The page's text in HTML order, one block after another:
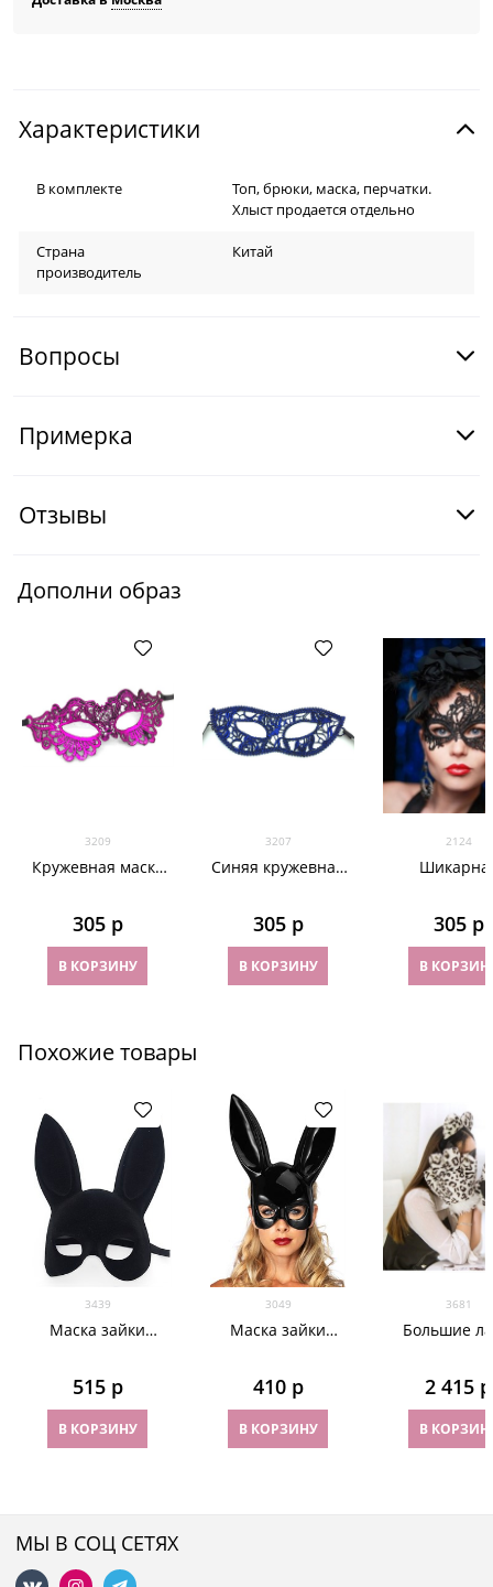
Характеристики
В комплекте
Топ, брюки, маска, перчатки.
Хлыст продается отдельно
Страна
производитель
Китай
Вопросы
Примерка
Отзывы
Дополни образ
3209
Кружевная маска
305 р
В КОРЗИНУ
3207
Синяя кружевная
305 р
В КОРЗИНУ
2124
305 р
В
Похожие товары
3439
Маска зайки
515 р
В КОРЗИНУ
3049
Маска зайки
410 р
В КОРЗИНУ
3681
Большие
2 415 р
В
МЫ В СОЦ СЕТЯХ